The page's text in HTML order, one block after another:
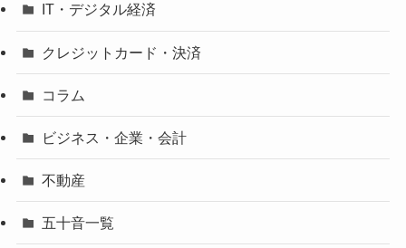
IT・デジタル経済
クレジットカード・決済
コラム
ビジネス・企業・会計
不動産
五十音一覧